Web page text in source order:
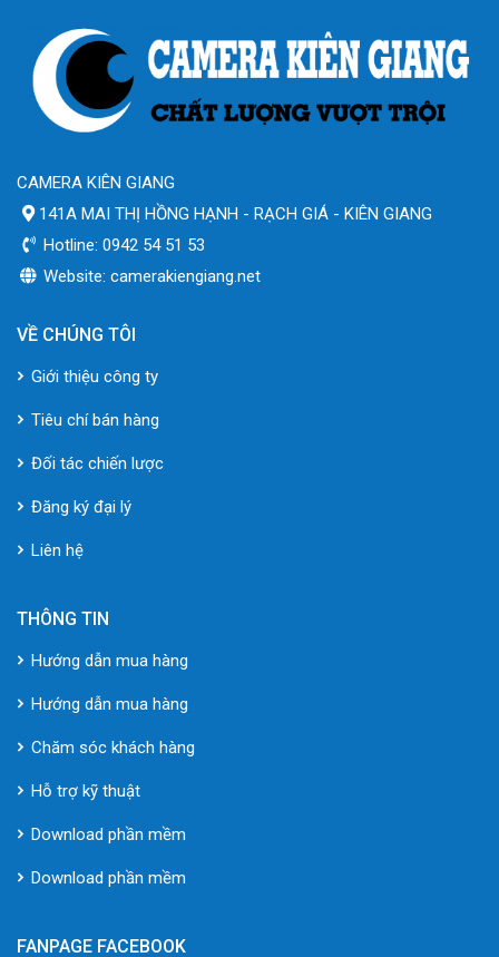
CAMERA KIÊN GIANG
141A MAI THỊ HỒNG HẠNH - RẠCH GIÁ - KIÊN GIANG
Hotline: 0942 54 51 53
Website: camerakiengiang.net
VỀ CHÚNG TÔI
Giới thiệu công ty
Tiêu chí bán hàng
Đối tác chiến lược
Đăng ký đại lý
Liên hệ
THÔNG TIN
Hướng dẫn mua hàng
Hướng dẫn mua hàng
Chăm sóc khách hàng
Hỗ trợ kỹ thuật
Download phần mềm
Download phần mềm
FANPAGE FACEBOOK